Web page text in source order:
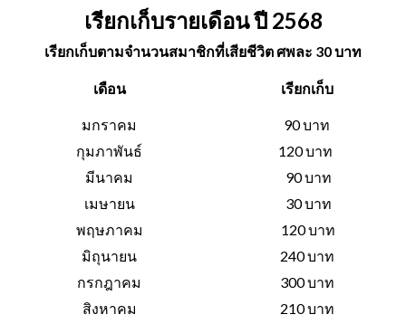
เรียกเก็บรายเดือน ปี 2568
เรียกเก็บตามจำนวนสมาชิกที่เสียชีวิต ศพละ 30 บาท
เดือน เรียกเก็บ
มกราคม
90 บาท
กุมภาพันธ์
120 บาท
มีนาคม
90 บาท
เมษายน
30 บาท
พฤษภาคม
120 บาท
มิถุนายน
240 บาท
กรกฎาคม
300 บาท
สิงหาคม
210 บาท